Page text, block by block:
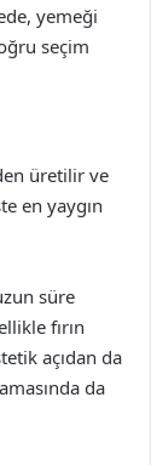
yemeği
seçim
üretilir ve
en yaygın
süre
fırın
açıdan da
da